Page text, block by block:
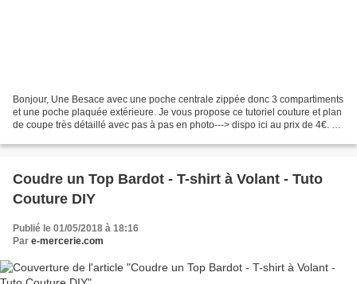
Bonjour, Une Besace avec une poche centrale zippée donc 3 compartiments
et une poche plaquée extérieure. Je vous propose ce tutoriel couture et plan
de coupe très détaillé avec pas à pas en photo---> dispo ici au prix de 4€. A
Coudre un Top Bardot - T-shirt à Volant - Tuto
Couture DIY
Publié le 01/05/2018 à 18:16
Par e-mercerie.com